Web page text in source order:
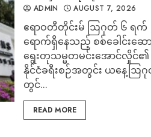
ADMIN AUGUST 7, 2026
ဧရာဝတီတိုင်းမ် ဩဂုတ် ၆ ရ
ရောက်ရှိနေသည့် စစ်ခေါင်းဆော
ရွေးတုသမ္မတမင်းအောင်လှိုင်၏
နိုင်ငံခရီးစဉ်အတွင်း ယနေ့ဩ
တွင်...
READ MORE